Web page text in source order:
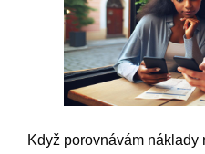
Když porovnávám